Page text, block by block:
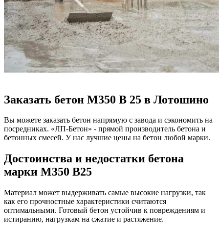
Заказать бетон М350 В 25 в Лотошино
Вы можете заказать бетон напрямую с завода и сэкономить на
посредниках. «ЛП-Бетон» - прямой производитель бетона и
бетонных смесей. У нас лучшие цены на бетон любой марки.
Достоинства и недостатки бетона
марки М350 B25
Материал может выдерживать самые высокие нагрузки, так
как его прочностные характеристики считаются
оптимальными. Готовый бетон устойчив к повреждениям и
истиранию, нагрузкам на сжатие и растяжение.